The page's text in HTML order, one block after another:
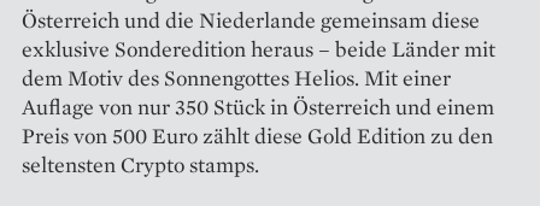
Österreich und die Niederlande gemeinsam diese
exklusive Sonderedition heraus – beide Länder mit
dem Motiv des Sonnengottes Helios. Mit einer
Auflage von nur 350 Stück in Österreich und einem
Preis von 500 Euro zählt diese Gold Edition zu den
seltensten Crypto stamps.